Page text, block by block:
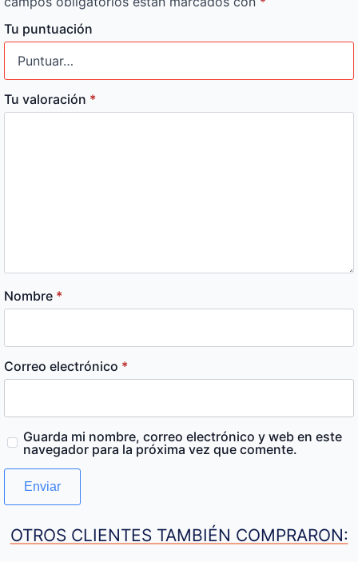
Tu puntuación
Tu valoración *
Nombre *
Correo electrónico *
Guarda mi nombre, correo electrónico y web en este
navegador para la próxima vez que comente.
OTROS CLIENTES TAMBIÉN COMPRARON: